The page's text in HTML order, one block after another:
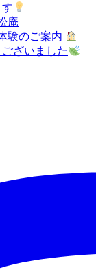
庵
験のご案内
ざいました